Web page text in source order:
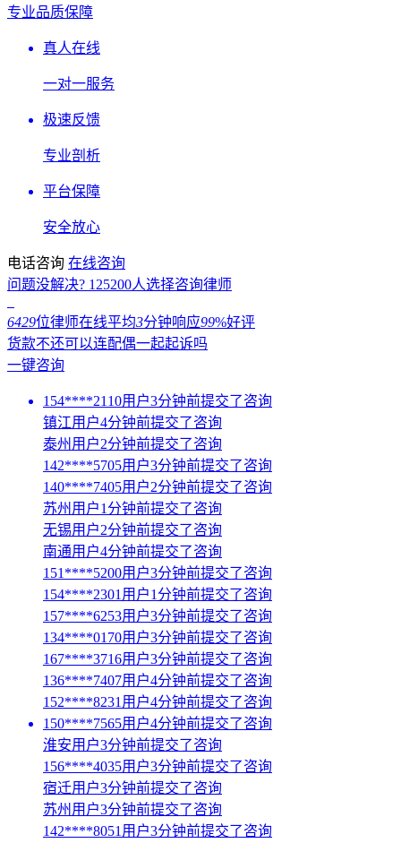
专业品质保障
真人在线
一对一服务
极速反馈
专业剖析
平台保障
安全放心
电话咨询 在线咨询
问题没解决? 125200人选择咨询律师
6429位律师在线平均3分钟响应99%好评
货款不还可以连配偶一起起诉吗
一键咨询
154****2110用户3分钟前提交了咨询
镇江用户4分钟前提交了咨询
泰州用户2分钟前提交了咨询
142****5705用户3分钟前提交了咨询
140****7405用户2分钟前提交了咨询
苏州用户1分钟前提交了咨询
无锡用户2分钟前提交了咨询
南通用户4分钟前提交了咨询
151****5200用户3分钟前提交了咨询
154****2301用户1分钟前提交了咨询
157****6253用户3分钟前提交了咨询
134****0170用户3分钟前提交了咨询
167****3716用户3分钟前提交了咨询
136****7407用户4分钟前提交了咨询
152****8231用户4分钟前提交了咨询
150****7565用户4分钟前提交了咨询
淮安用户3分钟前提交了咨询
156****4035用户3分钟前提交了咨询
宿迁用户3分钟前提交了咨询
苏州用户3分钟前提交了咨询
142****8051用户3分钟前提交了咨询